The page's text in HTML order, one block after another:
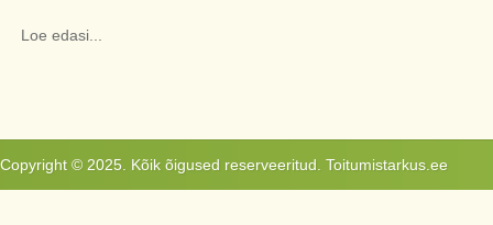
Loe edasi...
Copyright © 2025. Kõik õigused reserveeritud. Toitumistarkus.ee